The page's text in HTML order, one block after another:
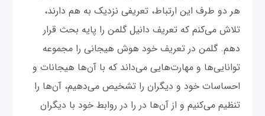
هر دو طرف این ارتباط، تعریفی نزدیک به هم دارند،
تلاش می‌کنم که تعریف دانیل گلمن را پایه بحث قرار
دهم. گلمن در تعریف خود هوش هیجانی را مجموعه
توانایی‌ها و مهارت‌هایی می‌داند که با آن‌ها هیجانات و
احساسات خود و دیگران را تشخیص می‌دهیم، آن‌ها را
تنظیم می‌کنیم و از آن‌ها در را در روابط خود با دیگران